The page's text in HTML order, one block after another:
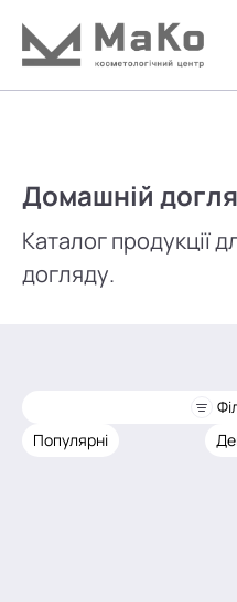
Домашній
Каталог продукції
догляду.
Популярні